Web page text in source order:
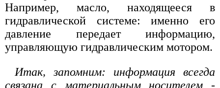
Например, масло, находящееся в
гидравлической системе: именно его
давление передает информацию,
управляющую гидравлическим мотором.
Итак, запомним: информация всегда
связана с материальным носителем -